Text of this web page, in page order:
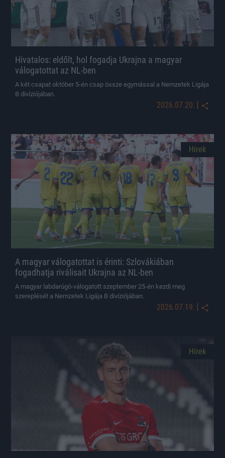
Hivatalos: eldőlt, hol fogadja Ukrajna a magyar
válogatottat az NL-ben
A két csapat október 5-én csap össze egymással a Nemzetek Ligája
B divíziójában.
2026.07.20. |
Hírek
A magyar válogatottat is érinti: Szlovákiában
fogadhatja riválisait Ukrajna az NL-ben
A magyar labdarúgó-válogatott szeptember 25-én kezdi meg
szereplését a Nemzetek Ligája B divíziójában.
2026.07.19. |
Hírek